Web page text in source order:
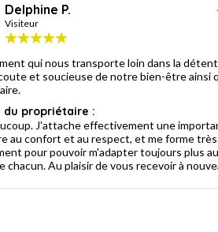
Delphine P.
Visiteur
qui nous transporte loin dans la
et soucieuse de notre bien-être ainsi
du propriétaire :
J'attache effectivement une
au confort et au respect, et me forme très
pour pouvoir m'adapter toujours plus
chacun. Au plaisir de vous recevoir à